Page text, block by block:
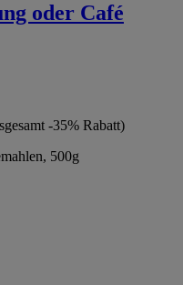
oder Café
-35% Rabatt)
500g